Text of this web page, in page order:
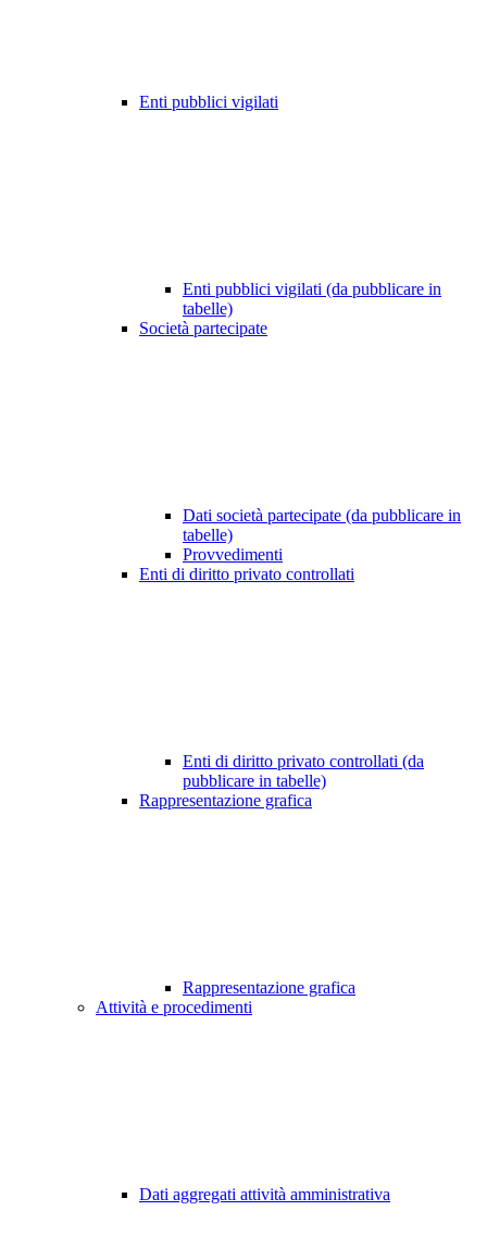
Enti pubblici vigilati
Enti pubblici vigilati (da pubblicare in
tabelle)
Società partecipate
Dati società partecipate (da pubblicare in
tabelle)
Provvedimenti
Enti di diritto privato controllati
Enti di diritto privato controllati (da
pubblicare in tabelle)
Rappresentazione grafica
Rappresentazione grafica
Attività e procedimenti
Dati aggregati attività amministrativa